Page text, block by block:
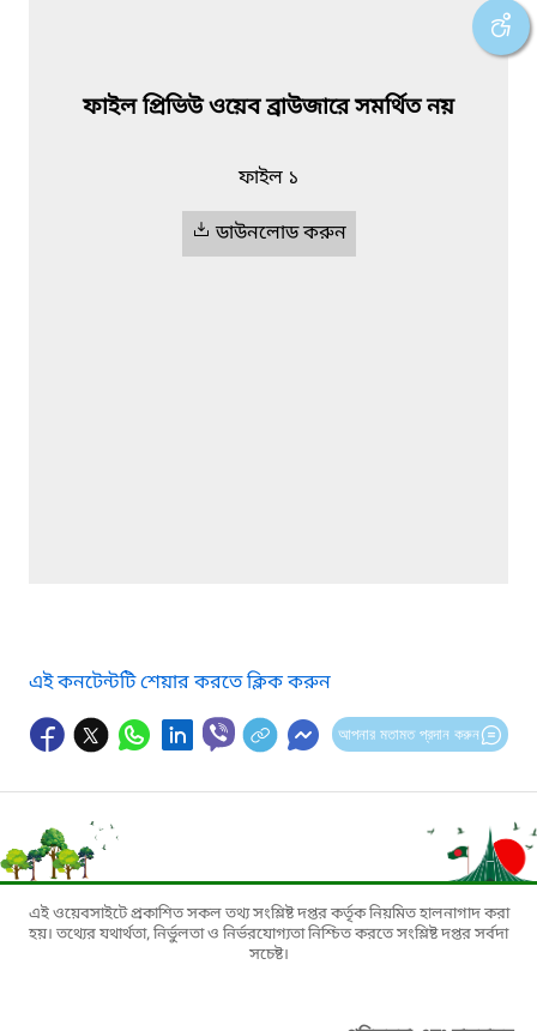
ফাইল প্রিভিউ ওয়েব ব্রাউজারে সমর্থিত নয়
ফাইল ১
ডাউনলোড করুন
এই কনটেন্টটি শেয়ার করতে ক্লিক করুন
আপনার মতামত প্রদান করুন
এই ওয়েবসাইটে প্রকাশিত সকল তথ্য সংশ্লিষ্ট দপ্তর কর্তৃক নিয়মিত হালনাগাদ করা
হয়। তথ্যের যথার্থতা, নির্ভুলতা ও নির্ভরযোগ্যতা নিশ্চিত করতে সংশ্লিষ্ট দপ্তর সর্বদা
সচেষ্ট।